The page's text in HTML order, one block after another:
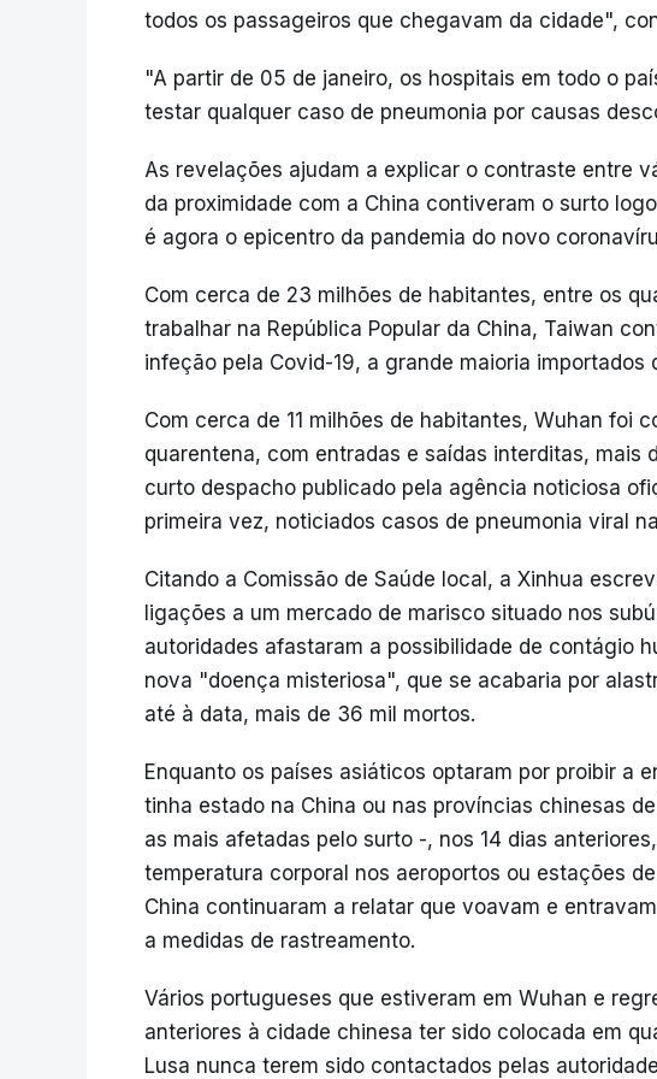
todos os passageiros que chegavam da cidade",
"A partir de 05 de janeiro, os hospitais em todo o
testar qualquer caso de pneumonia por causas
As revelações ajudam a explicar o contraste entre
da proximidade com a China contiveram o surto
é agora o epicentro da pandemia do novo
Com cerca de 23 milhões de habitantes, entre os
trabalhar na República Popular da China, Taiwan
infeção pela Covid-19, a grande maioria importados
Com cerca de 11 milhões de habitantes, Wuhan foi
quarentena, com entradas e saídas interditas, mais
curto despacho publicado pela agência noticiosa
primeira vez, noticiados casos de pneumonia viral
Citando a Comissão de Saúde local, a Xinhua
ligações a um mercado de marisco situado nos
autoridades afastaram a possibilidade de contágio
nova "doença misteriosa", que se acabaria por
até à data, mais de 36 mil mortos.
Enquanto os países asiáticos optaram por proibir a
tinha estado na China ou nas províncias chinesas
as mais afetadas pelo surto -, nos 14 dias
temperatura corporal nos aeroportos ou estações
China continuaram a relatar que voavam e
a medidas de rastreamento.
Vários portugueses que estiveram em Wuhan e
anteriores à cidade chinesa ter sido colocada em
Lusa nunca terem sido contactados pelas